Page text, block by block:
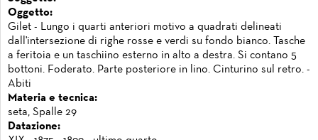
Oggetto:
Gilet - Lungo i quarti anteriori motivo a quadrati delineati
dall'intersezione di righe rosse e verdi su fondo bianco. Tasche
a feritoia e un taschiino esterno in alto a destra. Si contano 5
bottoni. Foderato. Parte posteriore in lino. Cinturino sul retro. -
Abiti
Materia e tecnica:
seta, Spalle 29
Datazione: